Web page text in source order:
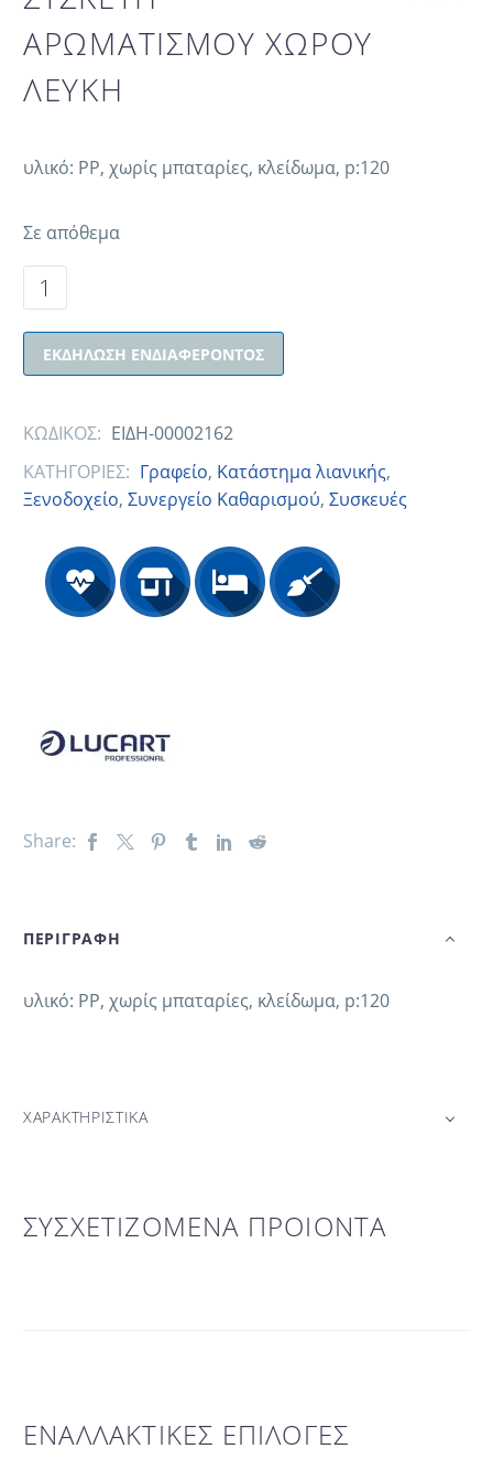
ΑΡΩΜΑΤΙΣΜΟΥ ΧΩΡΟΥ
ΛΕΥΚΗ
υλικό: PP, χωρίς μπαταρίες, κλείδωμα, p:120
Σε απόθεμα
ΕΚΔΉΛΩΣΗ ΕΝΔΙΑΦΈΡΟΝΤΟΣ
ΚΩΔΙΚΟΣ: ΕΙΔΗ-00002162
ΚΑΤΗΓΟΡΙΕΣ: Γραφείο, Κατάστημα λιανικής,
Ξενοδοχείο, Συνεργείο Καθαρισμού, Συσκευές
Share:
ΠΕΡΙΓΡΑΦΗ
υλικό: PP, χωρίς μπαταρίες, κλείδωμα, p:120
ΧΑΡΑΚΤΗΡΙΣΤΙΚΑ
ΣΥΣΧΕΤΙΖΟΜΕΝΑ ΠΡΟΙΟΝΤΑ
ΕΝΑΛΛΑΚΤΙΚΕΣ ΕΠΙΛΟΓΕΣ